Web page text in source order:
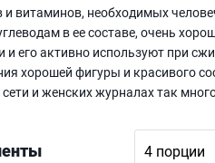
и витаминов, необходимых
в ее составе, очень
и его активно используют при
хорошей фигуры и красивого
и женских журналах так